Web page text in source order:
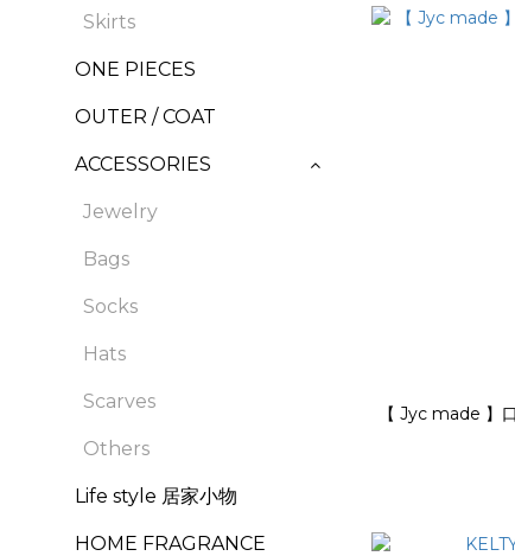
Skirts
ONE PIECES
OUTER / COAT
ACCESSORIES
Jewelry
Bags
Socks
Hats
Scarves
Others
Life style 居家小物
HOME FRAGRANCE
【 Jyc made 】